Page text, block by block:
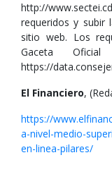
http://
requeridos y subir
sitio web. Los
Gaceta
https://
El Financiero,
https://
a-nivel-medio-
en-linea-pilares/